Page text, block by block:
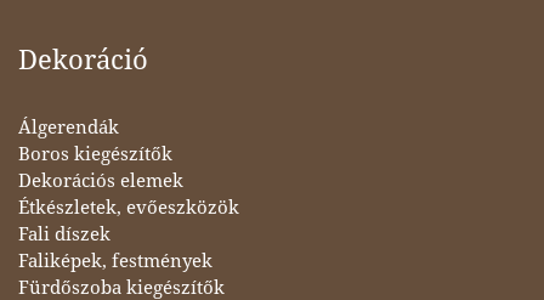
Dekoráció
Álgerendák
Boros kiegészítők
Dekorációs elemek
Étkészletek, evőeszközök
Fali díszek
Faliképek, festmények
Fürdőszoba kiegészítők